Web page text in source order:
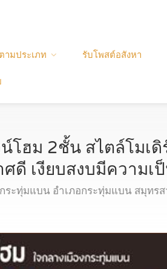
ามประเภท รับโพสต์อสังหา
โฮม 2ชั้น สไตล์โมเ
ศดี เงียบสงบมีความเ
ระทุ่มแบน อำเภอกระทุ่มแบน สมุทร